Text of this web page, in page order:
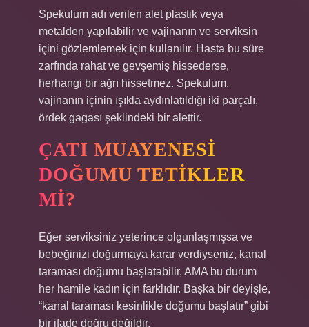
Spekulum adı verilen alet plastik veya
metalden yapılabilir ve vajinanın ve serviksin
içini gözlemlemek için kullanılır. Hasta bu süre
zarfında rahat ve gevşemiş hissederse,
herhangi bir ağrı hissetmez. Spekulum,
vajinanın içinin ışıkla aydınlatıldığı iki parçalı,
ördek gagası şeklindeki bir alettir.
ÇATI MUAYENESI
DOĞUMU TETIKLER
MI?
Eğer serviksiniz yeterince olgunlaşmışsa ve
bebeğinizi doğurmaya karar verdiyseniz, kanal
taraması doğumu başlatabilir, AMA bu durum
her hamile kadın için farklıdır. Başka bir deyişle,
“kanal taraması kesinlikle doğumu başlatır” gibi
bir ifade doğru değildir.